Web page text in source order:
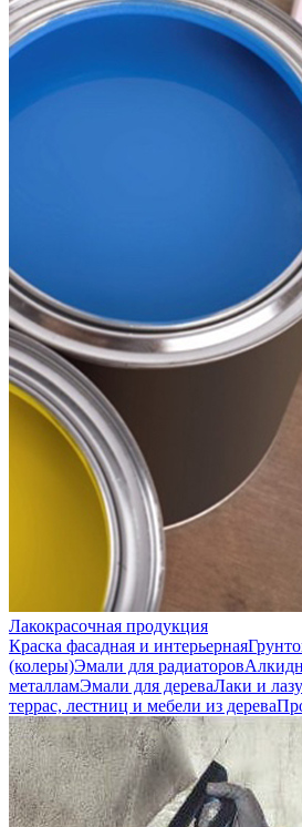
Лакокрасочная продукция
Краска фасадная и интерьерная
(колеры)Эмали для радиаторов
металламЭмали для дереваЛаки и
террас, лестниц и мебели из дерева